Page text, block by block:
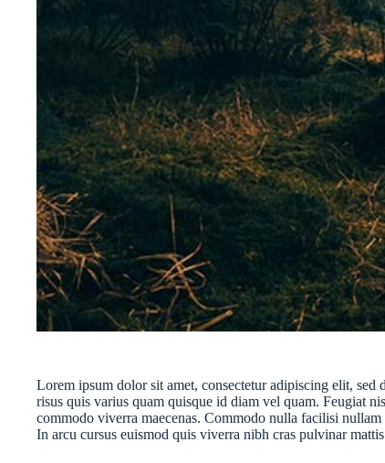
Lorem ipsum dolor sit amet, consectetur adipiscing elit,
risus quis varius quam quisque id diam vel quam. Feugiat
commodo viverra maecenas. Commodo nulla facilisi
In arcu cursus euismod quis viverra nibh cras pulvinar